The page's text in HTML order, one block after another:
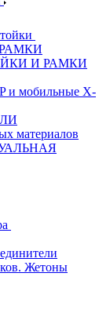
И РАМКИ
и мобильные X-
материалов
Жетоны